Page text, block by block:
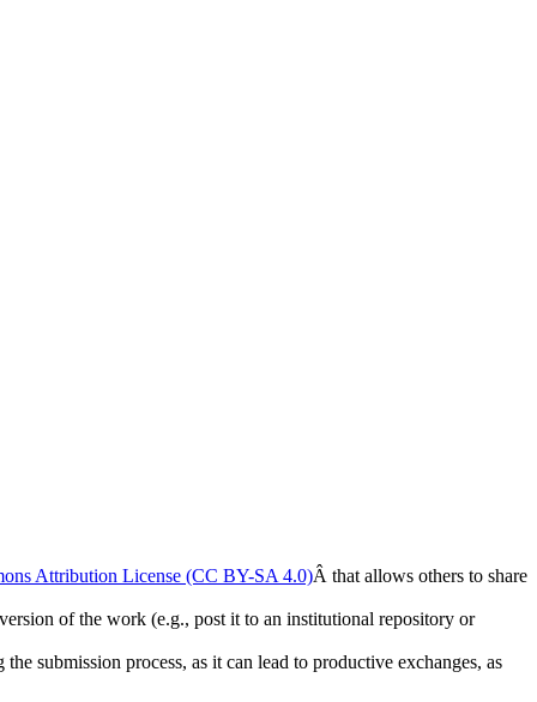
Attribution License (CC BY-SA 4.0)Â that allows others to share
of the work (e.g., post it to an institutional repository or
submission process, as it can lead to productive exchanges, as